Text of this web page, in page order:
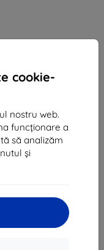
cookie-
nostru web.
funcționare a
să analizăm
și
headset bulk